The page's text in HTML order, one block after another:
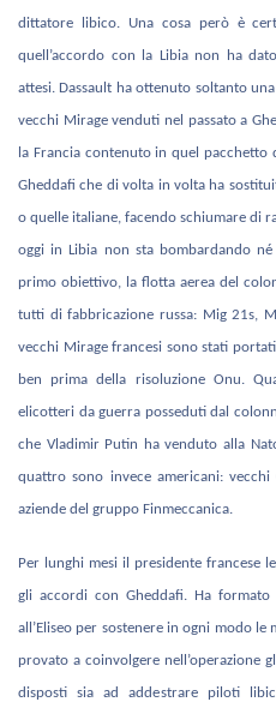
dittatore libico. Una cosa però è
quell’accordo con la Libia non ha
attesi. Dassault ha ottenuto soltanto
vecchi Mirage venduti nel passato a
la Francia contenuto in quel
Gheddafi che di volta in volta ha
o quelle italiane, facendo schiumare di
oggi in Libia non sta bombardando
primo obiettivo, la flotta aerea del
tutti di fabbricazione russa: Mig 21s,
vecchi Mirage francesi sono stati
ben prima della risoluzione Onu.
elicotteri da guerra posseduti dal
che Vladimir Putin ha venduto alla
quattro sono invece americani:
aziende del gruppo Finmeccanica.
Per lunghi mesi il presidente francese
gli accordi con Gheddafi. Ha
all’Eliseo per sostenere in ogni modo le
provato a coinvolgere nell’operazione
disposti sia ad addestrare piloti